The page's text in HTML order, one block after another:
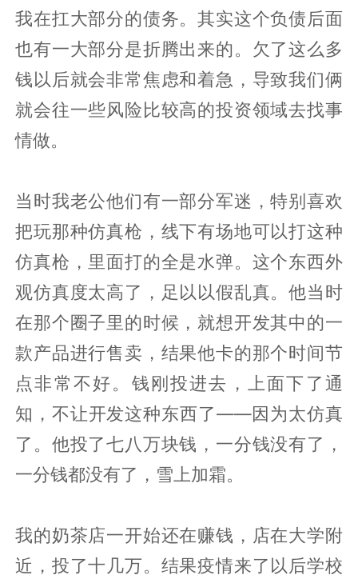
我在扛大部分的债务。其实这个负债后面
也有一大部分是折腾出来的。欠了这么多
钱以后就会非常焦虑和着急，导致我们俩
就会往一些风险比较高的投资领域去找事
情做。
当时我老公他们有一部分军迷，特别喜欢
把玩那种仿真枪，线下有场地可以打这种
仿真枪，里面打的全是水弹。这个东西外
观仿真度太高了，足以以假乱真。他当时
在那个圈子里的时候，就想开发其中的一
款产品进行售卖，结果他卡的那个时间节
点非常不好。钱刚投进去，上面下了通
知，不让开发这种东西了——因为太仿真
了。他投了七八万块钱，一分钱没有了，
一分钱都没有了，雪上加霜。
我的奶茶店一开始还在赚钱，店在大学附
近，投了十几万。结果疫情来了以后学校